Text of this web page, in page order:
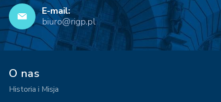
E-mail:
biuro@rigp.pl
O nas
Historia i Misja